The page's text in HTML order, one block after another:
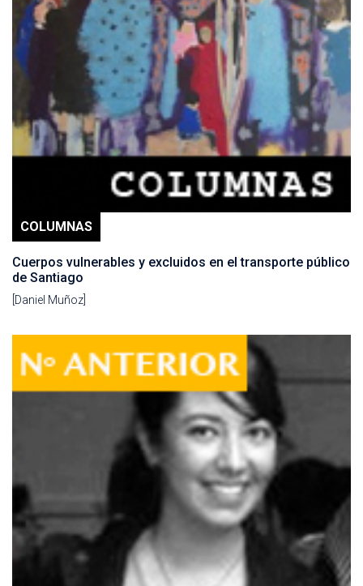
COLUMNAS
Cuerpos vulnerables y excluidos en el transporte público
de Santiago
[Daniel Muñoz]